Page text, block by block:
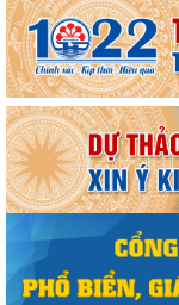
Quyết định công bố
sung, bị bãi bỏ thuộc
Quyết định công bố
của Ủy ban nhân dân